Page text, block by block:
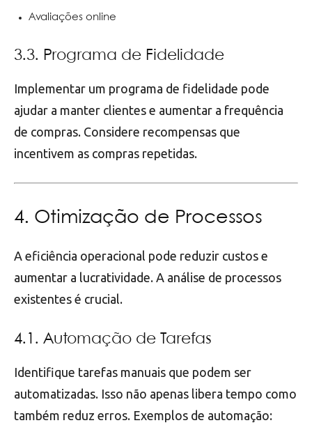
Avaliações online
3.3. Programa de Fidelidade
Implementar um programa de fidelidade pode
ajudar a manter clientes e aumentar a frequência
de compras. Considere recompensas que
incentivem as compras repetidas.
4. Otimização de Processos
A eficiência operacional pode reduzir custos e
aumentar a lucratividade. A análise de processos
existentes é crucial.
4.1. Automação de Tarefas
Identifique tarefas manuais que podem ser
automatizadas. Isso não apenas libera tempo como
também reduz erros. Exemplos de automação: